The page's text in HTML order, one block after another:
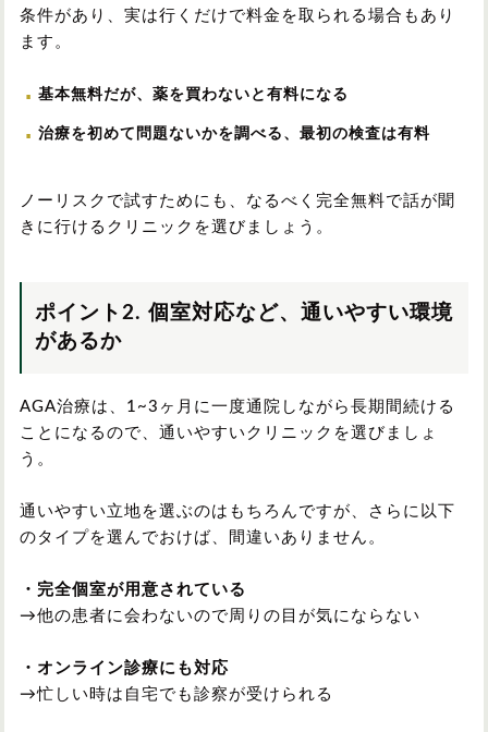
条件があり、実は行くだけで料金を取られる場合もあり
ます。
基本無料だが、薬を買わないと有料になる
治療を初めて問題ないかを調べる、最初の検査は有料
ノーリスクで試すためにも、なるべく完全無料で話が聞
きに行けるクリニックを選びましょう。
ポイント2. 個室対応など、通いやすい環境
があるか
AGA治療は、1~3ヶ月に一度通院しながら長期間続ける
ことになるので、通いやすいクリニックを選びましょ
う。
通いやすい立地を選ぶのはもちろんですが、さらに以下
のタイプを選んでおけば、間違いありません。
・完全個室が用意されている
→他の患者に会わないので周りの目が気にならない
・オンライン診療にも対応
→忙しい時は自宅でも診察が受けられる